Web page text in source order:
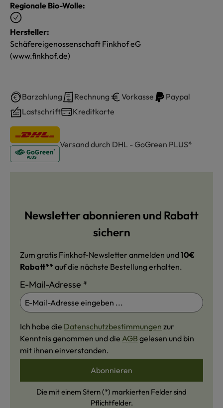
Regionale Bio-Wolle:
Hersteller:
Schäfereigenossenschaft Finkhof eG
(www.finkhof.de)
Barzahlung Rechnung Vorkasse
Paypal
Lastschrift
Kreditkarte
Versand durch DHL - GoGreen PLUS*
Newsletter abonnieren und Rabatt
sichern
Zum gratis Finkhof-Newsletter anmelden und10€
Rabatt** auf die nächste Bestellung erhalten.
E-Mail-Adresse *
Ich habe die Datenschutzbestimmungen zur
Kenntnis genommen und die AGB gelesen und bin
mit ihnen einverstanden.
Abonnieren
Die mit einem Stern (*) markierten Felder sind
Pflichtfelder.